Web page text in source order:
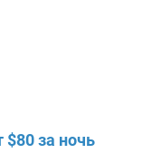
$80 за ночь